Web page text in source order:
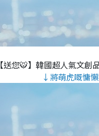
【送您🐯】韓國超人氣文創
↓將萌虎嘅慵